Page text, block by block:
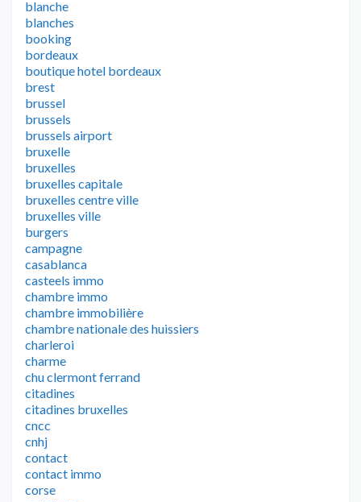
blanche
blanches
booking
bordeaux
boutique hotel bordeaux
brest
brussel
brussels
brussels airport
bruxelle
bruxelles
bruxelles capitale
bruxelles centre ville
bruxelles ville
burgers
campagne
casablanca
casteels immo
chambre immo
chambre immobilière
chambre nationale des huissiers
charleroi
charme
chu clermont ferrand
citadines
citadines bruxelles
cncc
cnhj
contact
contact immo
corse